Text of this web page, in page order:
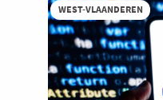
hr-
professionals
WEST-VLAANDEREN